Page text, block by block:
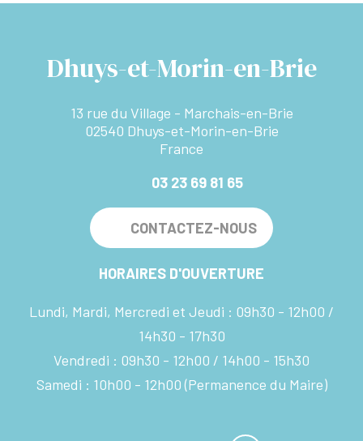
Dhuys-et-Morin-en-Brie
13 rue du Village - Marchais-en-Brie
02540 Dhuys-et-Morin-en-Brie
France
03 23 69 81 65
CONTACTEZ-NOUS
HORAIRES D'OUVERTURE
Lundi, Mardi, Mercredi et Jeudi : 09h30 - 12h00
14h30 - 17h30
Vendredi : 09h30 - 12h00
14h00 - 15h30
Samedi : 10h00 - 12h00 (Permanence du Maire)